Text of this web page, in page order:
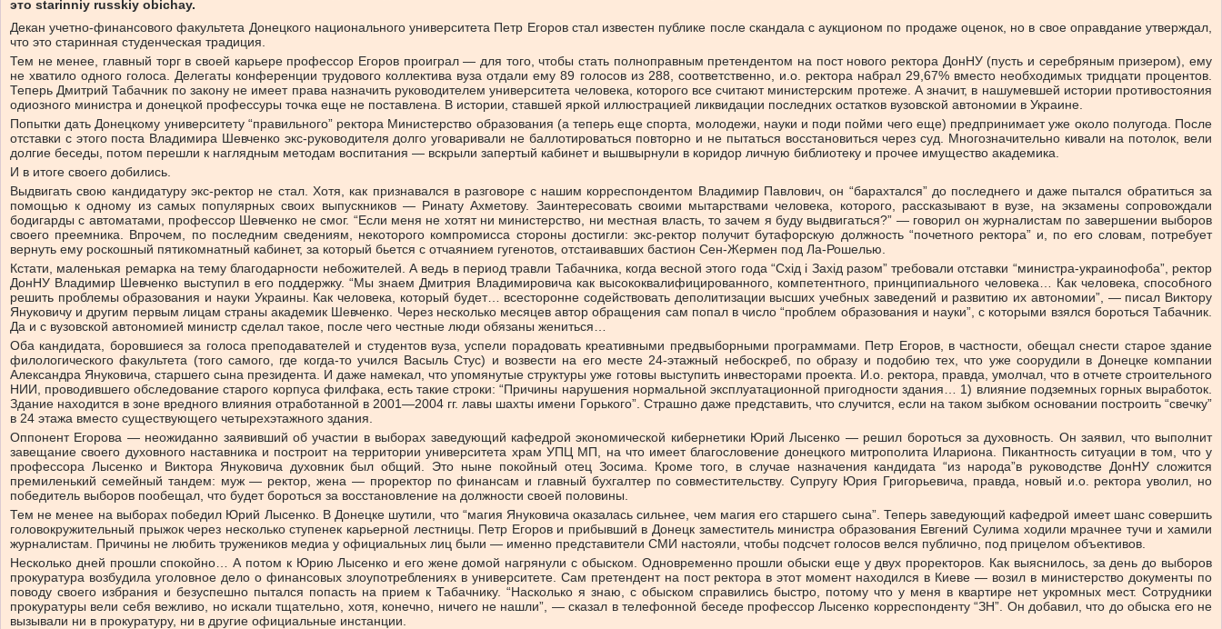
это starinniy russkiy obichay.
Декан учетно-финансового факультета Донецкого национального университета Петр Егоров стал известен публике после скандала с аукционом по продаже оценок, но в свое оправдание утверждал,
что это старинная студенческая традиция.
Тем не менее, главный торг в своей карьере профессор Егоров проиграл — для того, чтобы стать полноправным претендентом на пост нового ректора ДонНУ (пусть и серебряным призером), ему
не хватило одного голоса. Делегаты конференции трудового коллектива вуза отдали ему 89 голосов из 288, соответственно, и.о. ректора набрал 29,67% вместо необходимых тридцати процентов.
Теперь Дмитрий Табачник по закону не имеет права назначить руководителем университета человека, которого все считают министерским протеже. А значит, в нашумевшей истории противостояния
одиозного министра и донецкой профессуры точка еще не поставлена. В истории, ставшей яркой иллюстрацией ликвидации последних остатков вузовской автономии в Украине.
Попытки дать Донецкому университету “правильного” ректора Министерство образования (а теперь еще спорта, молодежи, науки и поди пойми чего еще) предпринимает уже около полугода. После
отставки с этого поста Владимира Шевченко экс-руководителя долго уговаривали не баллотироваться повторно и не пытаться восстановиться через суд. Многозначительно кивали на потолок, вели
долгие беседы, потом перешли к наглядным методам воспитания — вскрыли запертый кабинет и вышвырнули в коридор личную библиотеку и прочее имущество академика.
И в итоге своего добились.
Выдвигать свою кандидатуру экс-ректор не стал. Хотя, как признавался в разговоре с нашим корреспондентом Владимир Павлович, он “барахтался” до последнего и даже пытался обратиться за
помощью к одному из самых популярных своих выпускников — Ринату Ахметову. Заинтересовать своими мытарствами человека, которого, рассказывают в вузе, на экзамены сопровождали
бодигарды с автоматами, профессор Шевченко не смог. “Если меня не хотят ни министерство, ни местная власть, то зачем я буду выдвигаться?” — говорил он журналистам по завершении выборов
своего преемника. Впрочем, по последним сведениям, некоторого компромисса стороны достигли: экс-ректор получит бутафорскую должность “почетного ректора” и, по его словам, потребует
вернуть ему роскошный пятикомнатный кабинет, за который бьется с отчаянием гугенотов, отстаивавших бастион Сен-Жермен под Ла-Рошелью.
Кстати, маленькая ремарка на тему благодарности небожителей. А ведь в период травли Табачника, когда весной этого года “Схід і Захід разом” требовали отставки “министра-украинофоба”, ректор
ДонНУ Владимир Шевченко выступил в его поддержку. “Мы знаем Дмитрия Владимировича как высококвалифицированного, компетентного, принципиального человека… Как человека, способного
решить проблемы образования и науки Украины. Как человека, который будет… всесторонне содействовать деполитизации высших учебных заведений и развитию их автономии”, — писал Виктору
Януковичу и другим первым лицам страны академик Шевченко. Через несколько месяцев автор обращения сам попал в число “проблем образования и науки”, с которыми взялся бороться Табачник.
Да и с вузовской автономией министр сделал такое, после чего честные люди обязаны жениться…
Оба кандидата, боровшиеся за голоса преподавателей и студентов вуза, успели порадовать креативными предвыборными программами. Петр Егоров, в частности, обещал снести старое здание
филологического факультета (того самого, где когда-то учился Васыль Стус) и возвести на его месте 24-этажный небоскреб, по образу и подобию тех, что уже соорудили в Донецке компании
Александра Януковича, старшего сына президента. И даже намекал, что упомянутые структуры уже готовы выступить инвесторами проекта. И.о. ректора, правда, умолчал, что в отчете строительного
НИИ, проводившего обследование старого корпуса филфака, есть такие строки: “Причины нарушения нормальной эксплуатационной пригодности здания… 1) влияние подземных горных выработок.
Здание находится в зоне вредного влияния отработанной в 2001—2004 гг. лавы шахты имени Горького”. Страшно даже представить, что случится, если на таком зыбком основании построить “свечку”
в 24 этажа вместо существующего четырехэтажного здания.
Оппонент Егорова — неожиданно заявивший об участии в выборах заведующий кафедрой экономической кибернетики Юрий Лысенко — решил бороться за духовность. Он заявил, что выполнит
завещание своего духовного наставника и построит на территории университета храм УПЦ МП, на что имеет благословение донецкого митрополита Илариона. Пикантность ситуации в том, что у
профессора Лысенко и Виктора Януковича духовник был общий. Это ныне покойный отец Зосима. Кроме того, в случае назначения кандидата “из народа”в руководстве ДонНУ сложится
премиленький семейный тандем: муж — ректор, жена — проректор по финансам и главный бухгалтер по совместительству. Супругу Юрия Григорьевича, правда, новый и.о. ректора уволил, но
победитель выборов пообещал, что будет бороться за восстановление на должности своей половины.
Тем не менее на выборах победил Юрий Лысенко. В Донецке шутили, что “магия Януковича оказалась сильнее, чем магия его старшего сына”. Теперь заведующий кафедрой имеет шанс совершить
головокружительный прыжок через несколько ступенек карьерной лестницы. Петр Егоров и прибывший в Донецк заместитель министра образования Евгений Сулима ходили мрачнее тучи и хамили
журналистам. Причины не любить тружеников медиа у официальных лиц были — именно представители СМИ настояли, чтобы подсчет голосов велся публично, под прицелом объективов.
Несколько дней прошли спокойно… А потом к Юрию Лысенко и его жене домой нагрянули с обыском. Одновременно прошли обыски еще у двух проректоров. Как выяснилось, за день до выборов
прокуратура возбудила уголовное дело о финансовых злоупотреблениях в университете. Сам претендент на пост ректора в этот момент находился в Киеве — возил в министерство документы по
поводу своего избрания и безуспешно пытался попасть на прием к Табачнику. “Насколько я знаю, с обыском справились быстро, потому что у меня в квартире нет укромных мест. Сотрудники
прокуратуры вели себя вежливо, но искали тщательно, хотя, конечно, ничего не нашли”, — сказал в телефонной беседе профессор Лысенко корреспонденту “ЗН”. Он добавил, что до обыска его не
вызывали ни в прокуратуру, ни в другие официальные инстанции.